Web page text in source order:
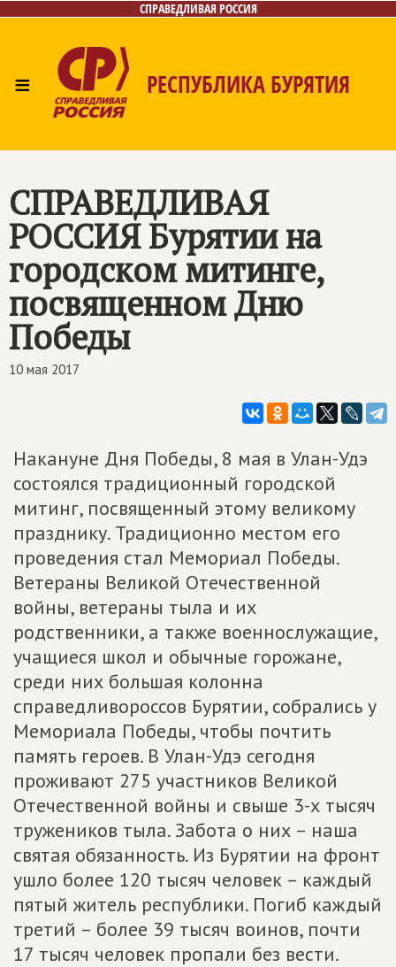
СПРАВЕДЛИВАЯ РОССИЯ
≡ РЕСПУБЛИКА БУРЯТИЯ
Контакты
СПРАВЕДЛИВАЯ
РОССИЯБурятии на
городском митинге,
посвященном Дню
Победы
10 мая 2017
Накануне Дня Победы, 8 мая в Улан-Удэ
состоялся традиционный городской
митинг, посвященный этому великому
празднику. Традиционно местом его
проведения стал Мемориал Победы.
Ветераны Великой Отечественной
войны, ветераны тыла и их
родственники, а также военнослужащие,
учащиеся школ и обычные горожане,
среди них большая колонна
справедливороссов Бурятии, собрались у
Мемориала Победы, чтобы почтить
память героев. В Улан-Удэ сегодня
проживают 275 участников Великой
Отечественной войны и свыше 3-х тысяч
тружеников тыла. Забота о них – наша
святая обязанность. Из Бурятии на фронт
ушло более 120 тысяч человек – каждый
пятый житель республики. Погиб каждый
третий – более 39 тысяч воинов, почти
17 тысяч человек пропали без вести.